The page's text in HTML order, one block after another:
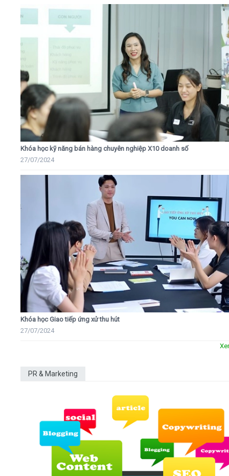
Khóa học kỹ năng bán hàng chuyên nghiệp X10 doanh số
27/07/2024
Khóa học Giao tiếp ứng xử thu hút
27/07/2024
PR & Marketing